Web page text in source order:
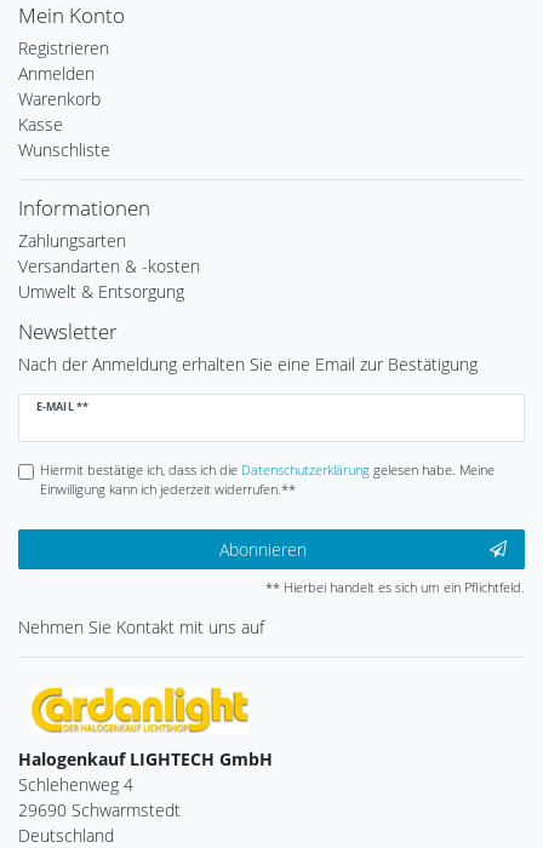
Mein Konto
Registrieren
Anmelden
Warenkorb
Kasse
Wunschliste
Informationen
Zahlungsarten
Versandarten & -kosten
Umwelt & Entsorgung
Newsletter
Nach der Anmeldung erhalten Sie eine Email zur Bestätigung
E-MAIL **
Newsletter
Hiermit bestätige ich, dass ich die Daten­schutz­erklärunggelesen habe. Meine
Einwilligung kann ich jederzeit widerrufen.**
Abonnieren
** Hierbei handelt es sich um ein Pflichtfeld.
Nehmen Sie Kontakt mit uns auf
Halogenkauf LIGHTECH GmbH
Schlehenweg 4
29690 Schwarmstedt
Deutschland